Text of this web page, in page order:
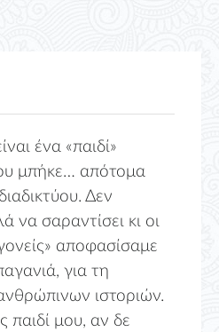
ένα «παιδί»
μπήκε… απότομα
Δεν
να σαραντίσει κι οι
αποφασίσαμε
για τη
ιστοριών.
παιδί μου, αν δε